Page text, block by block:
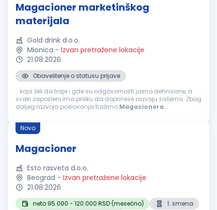
Magacioner marketinškog
materijala
Gold drink d.o.o.
Mionica - Izvan pretražene lokacije
21.08.2026
Obaveštenje o statusu prijave
...koja želi da traje i gde su odgovornosti jasno definisane, a
svaki zaposleni ima priliku da doprinese razvoju sistema. Zbog
daljeg razvoja poslovanja tražimo Magacionera
Magacionera
Novo
Magacioner
Esto rasveta d.o.o.
Beograd - Izvan pretražene lokacije
21.08.2026
neto 95.000 - 120.000 RSD (mesečno)
1. smena